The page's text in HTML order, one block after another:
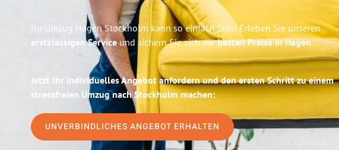
Ihr Umzug Hagen Stockholm kann so einfach sein! Erleben Sie unseren
erstklassigen Service und sichern Sie sich diebesten Preise in Hagen.
Jetzt Ihr individuelles Angebot anfordern und den ersten Schritt zu einem
stressfreien Umzug nach Stockholm machen:
UNVERBINDLICHES ANGEBOT ERHALTEN